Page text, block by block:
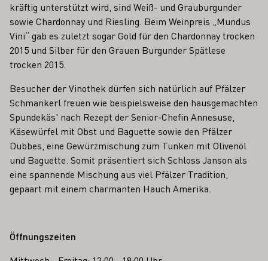
kräftig unterstützt wird, sind Weiß- und Grauburgunder
sowie Chardonnay und Riesling. Beim Weinpreis „Mundus
Vini“ gab es zuletzt sogar Gold für den Chardonnay trocken
2015 und Silber für den Grauen Burgunder Spätlese
trocken 2015.
Besucher der Vinothek dürfen sich natürlich auf Pfälzer
Schmankerl freuen wie beispielsweise den hausgemachten
Spundekäs' nach Rezept der Senior-Chefin Annesuse,
Käsewürfel mit Obst und Baguette sowie den Pfälzer
Dubbes, eine Gewürzmischung zum Tunken mit Olivenöl
und Baguette. Somit präsentiert sich Schloss Janson als
eine spannende Mischung aus viel Pfälzer Tradition,
gepaart mit einem charmanten Hauch Amerika.
Öffnungszeiten